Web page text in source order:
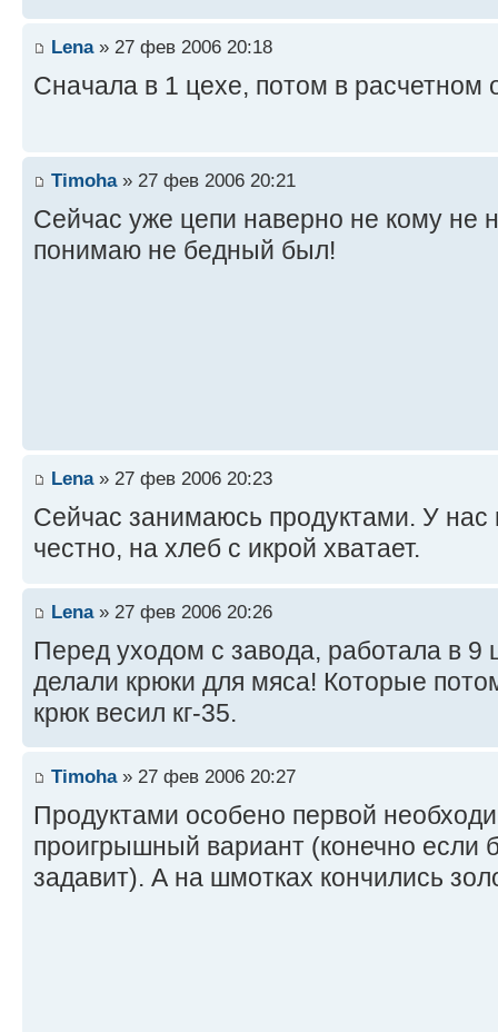
Lena» 27 фев 2006 20:18
Cначала в 1 цехе, потом в расчетном
Timoha» 27 фев 2006 20:21
Сейчас уже цепи наверно не кому не
понимаю не бедный был!
Lena» 27 фев 2006 20:23
Сейчас занимаюсь продуктами. У
честно, на хлеб с икрой хватает.
Lena» 27 фев 2006 20:26
Перед уходом с завода, работала в 9
делали крюки для мяса! Которые
крюк весил кг-35.
Timoha» 27 фев 2006 20:27
Продуктами особено первой
проигрышный вариант (конечно если
задавит). А на шмотках кончились